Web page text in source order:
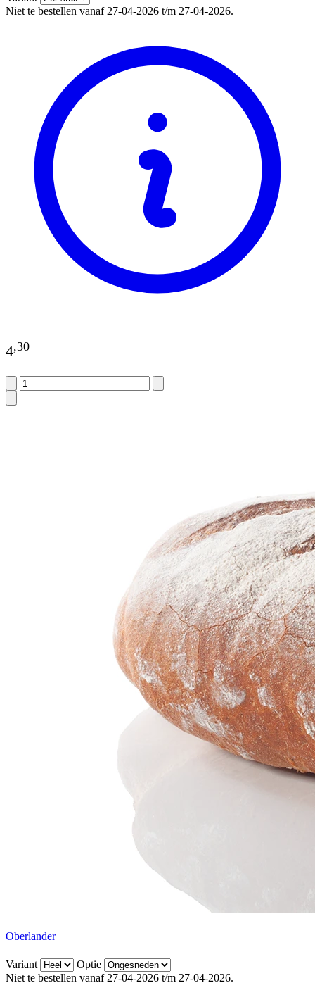
Niet te bestellen vanaf 27-04-2026 t/m 27-04-2026.
4,30
Oberlander
Variant
Optie
Niet te bestellen vanaf 27-04-2026 t/m 27-04-2026.